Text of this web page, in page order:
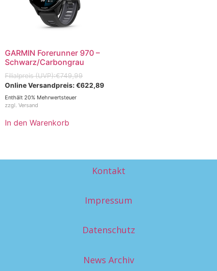
GARMIN Forerunner 970 –
Schwarz/Carbongrau
€749,99
€622,89
Enthält 20% Mehrwertsteuer
zzgl. Versand
In den Warenkorb
Kontakt
Impressum
Datenschutz
News Archiv